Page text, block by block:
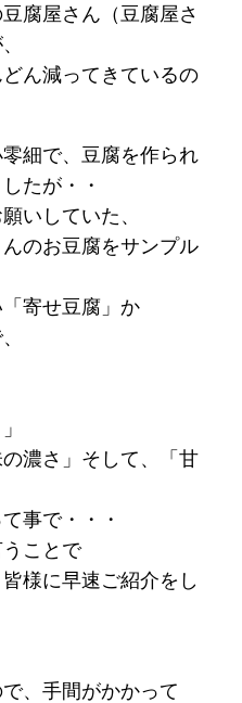
腐屋さん（豆腐屋さ
ん減ってきているの
細で、豆腐を作られ
たが・・
いしていた、
のお豆腐をサンプル
寄せ豆腐」か
の濃さ」そして、「甘
事で・・・
うことで
様に早速ご紹介をし
、手間がかかって